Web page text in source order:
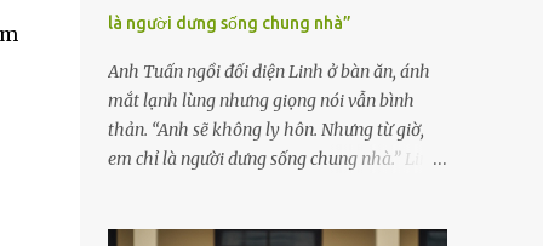
là người dưng sống chung nhà”
Anh Tuấn ngồi đối diện Linh ở bàn ăn, ánh
mắt lạnh lùng nhưng giọng nói vẫn bình
thản. “Anh sẽ không ly hôn. Nhưng từ giờ,
em chỉ là người dưng sống chung nhà.” Linh